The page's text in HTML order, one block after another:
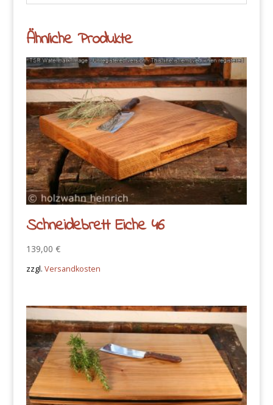
Ähnliche Produkte
Schneidebrett Eiche 46
139,00 €
zzgl. Versandkosten